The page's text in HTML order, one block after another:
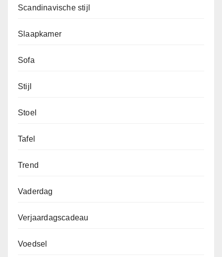
Scandinavische stijl
Slaapkamer
Sofa
Stijl
Stoel
Tafel
Trend
Vaderdag
Verjaardagscadeau
Voedsel